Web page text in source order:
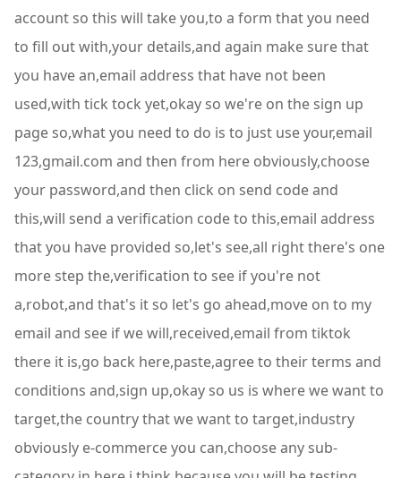
account so this will take you,to a form that you need
to fill out with,your details,and again make sure that
you have an,email address that have not been
used,with tick tock yet,okay so we're on the sign up
page so,what you need to do is to just use your,email
123,gmail.com and then from here obviously,choose
your password,and then click on send code and
this,will send a verification code to this,email address
that you have provided so,let's see,all right there's one
more step the,verification to see if you're not
a,robot,and that's it so let's go ahead,move on to my
email and see if we will,received,email from tiktok
there it is,go back here,paste,agree to their terms and
conditions and,sign up,okay so us is where we want to
target,the country that we want to target,industry
obviously e-commerce you can,choose any sub-